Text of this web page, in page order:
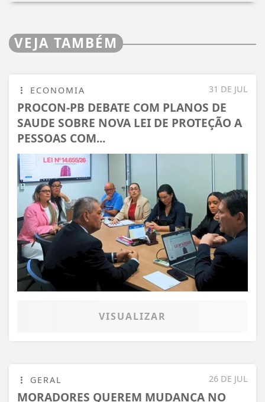
VEJA TAMBÉM
31 DE JUL
ECONOMIA
PROCON-PB DEBATE COM PLANOS DE
SAUDE SOBRE NOVA LEI DE PROTEÇÃO A
PESSOAS COM...
VISUALIZAR
26 DE JUL
GERAL
MORADORES QUEREM MUDANÇA NO